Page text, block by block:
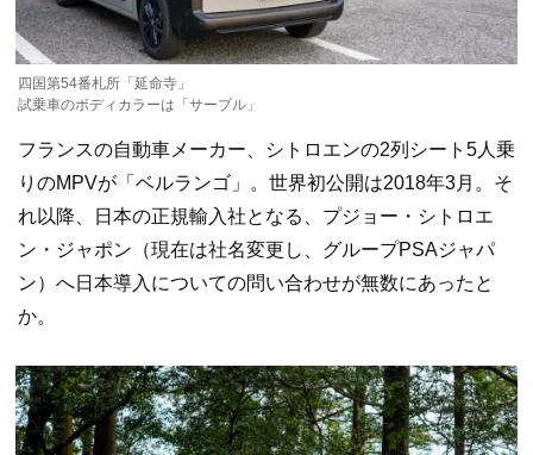
四国第54番札所「延命寺」
試乗車のボディカラーは「サープル」
フランスの自動車メーカー、シトロエンの2列シート5人乗
りのMPVが「ベルランゴ」。世界初公開は2018年3月。そ
れ以降、日本の正規輸入社となる、プジョー・シトロエ
ン・ジャポン（現在は社名変更し、グループPSAジャパ
ン）へ日本導入についての問い合わせが無数にあったと
か。